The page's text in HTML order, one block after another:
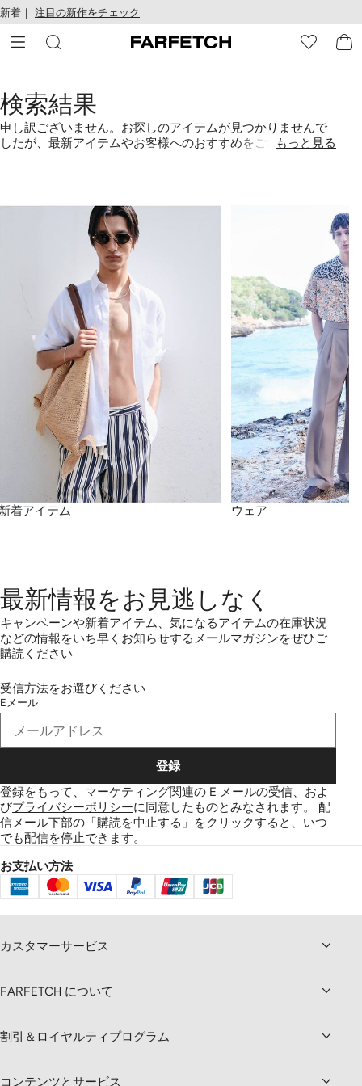
テ
ン
ツ
す
る
お
け
る
シ
ビ
リ
テ
新着｜ 注目の新作をチェック
検索結果
申し訳ございません。お探しのアイテムが見つかりませんで
したが、最新アイテムやお客様へのおすすめをご紹介しま
もっと見る
着アイテム ウェア
最新情報をお見逃しなく
キャンペーンや新着アイテム、気になるアイテムの在庫状況
などの情報をいち早くお知らせするメールマガジンをぜひご
購読ください
受信方法をお選びください
Eメール
登録
登録をもって、マーケティング関連の E メールの受信、およ
びプライバシーポリシーに同意したものとみなされます。 配
信メール下部の「購読を中止する」をクリックすると、いつ
でも配信を停止できます。
お支払い方法
カスタマーサービス
FARFETCH について
割引＆ロイヤルティプログラム
コンテンツとサービス